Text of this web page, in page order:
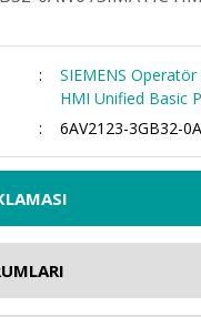
SIEMENS
HMI Unified Basic
6AV2123-3GB32-